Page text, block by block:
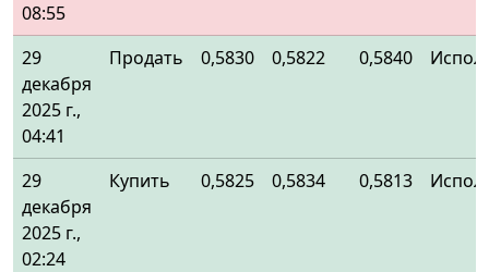
08:55
29
декабря
2025 г.,
04:41
Продать 0,5830 0,5822 0,5840
29
декабря
2025 г.,
02:24
Купить 0,5825 0,5834 0,5813